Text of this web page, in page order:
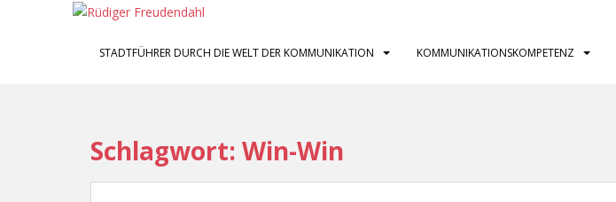
STADTFÜHRER DURCH DIE WELT DER KOMMUNIKATION KOMMUNIKATIONSKOMPETENZ
Schlagwort: Win-Win